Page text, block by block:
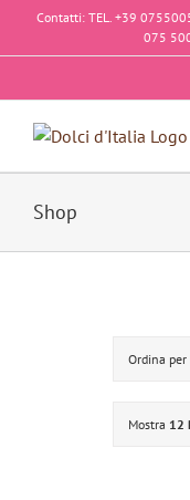
SaltaContatti: TEL. +39
075
Shop
Ordina per
Mostra 12